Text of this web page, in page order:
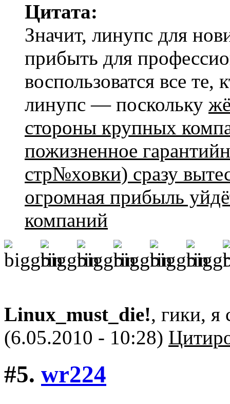
Цитата:
Значит, линупс для
прибыть для
воспользоватся все те,
линупс — поскольку
стороны крупных
пожизненное
стр№ховки) сразу
огромная прибыль
компаний
Linux_must_die!, гики, я
(6.05.2010 - 10:28)
#5. wr224